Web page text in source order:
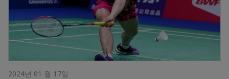
2024년 01 월 17일